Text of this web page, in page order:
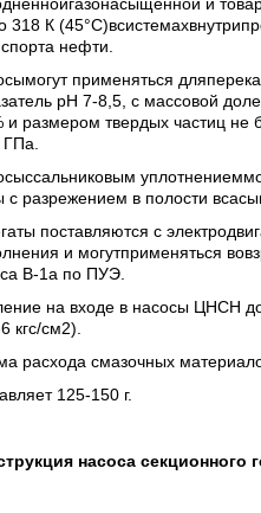
318 К
нефти.
применяться
рН 7-8,5, с массовой
и размером твердых частиц
с разрежением в полости
поставляются с
и могутприменяться
В-1а по ПУЭ.
на входе в насосы ЦНСН
кгс/см2).
расхода смазочных
125-150 г.
насоса секционного